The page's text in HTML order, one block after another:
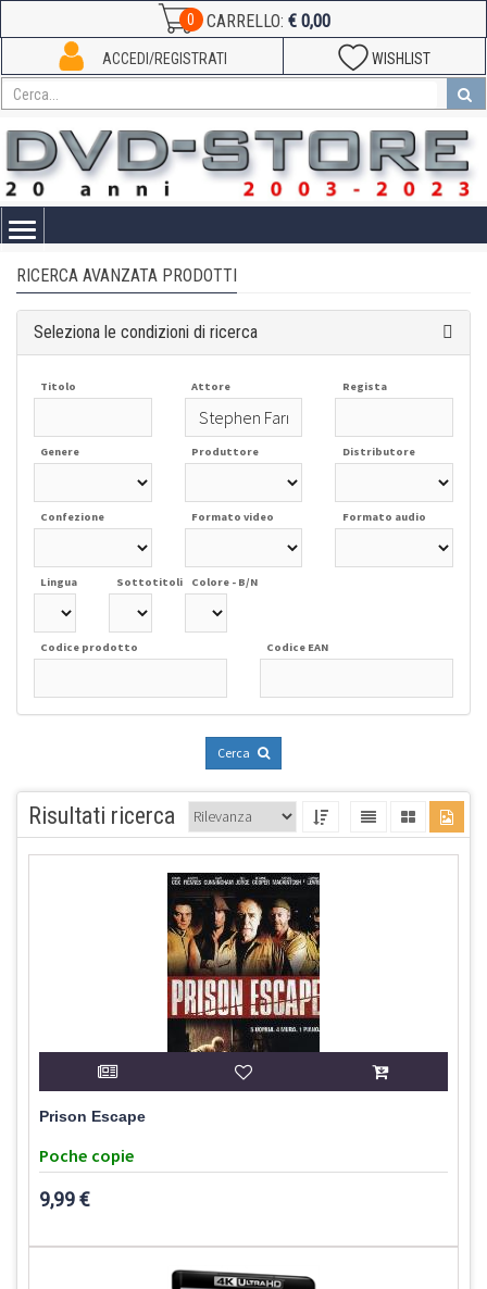
0 CARRELLO: € 0,00
WISHLIST
ACCEDI/REGISTRATI
Toggle
RICERCA AVANZATA PRODOTTI
Seleziona le condizioni di ricerca
Titolo Attore Regista
Genere Produttore Distributore
Confezione Formato video Formato audio
Lingua Sottotitoli Colore - B/N
Codice prodotto Codice EAN
Cerca
Risultati ricerca
Prison Escape
Poche copie
9,99 €